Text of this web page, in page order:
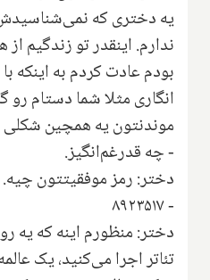
یه دختری که
ندارم. اینقدر تو زندگیم
بودم عادت کردم به اینکه
انگاری مثلا شما دستام رو
موندنتون یه همچین شکلی
- چه قدرغم‌انگیز.
دختر: رمز موفقيتتون چيه‌.
- ۸۹۲۳۵۱۷
دختر: منظورم اینه که یه
تئاتر اجرا می‌کنید، یک